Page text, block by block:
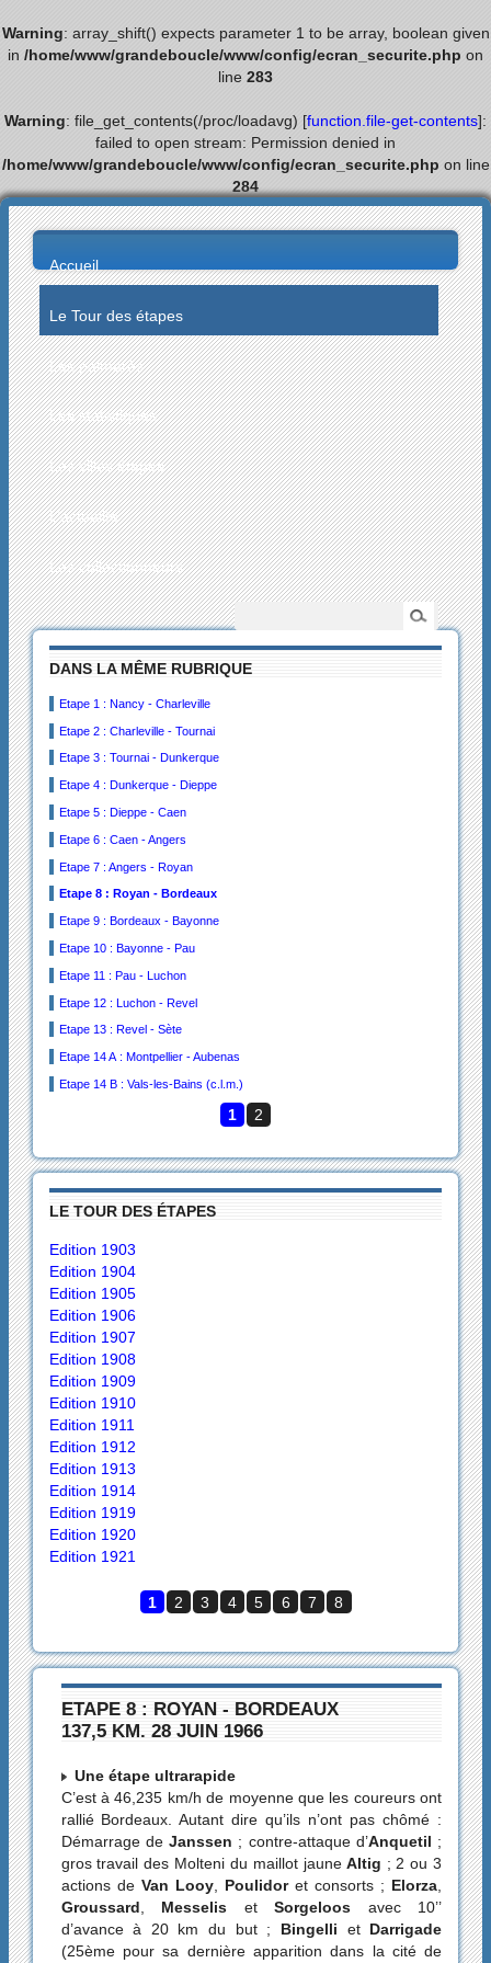
Warning: array_shift() expects parameter 1 to be array, boolean given
in /home/www/grandeboucle/www/config/ecran_securite.php on
line 283
Warning: file_get_contents(/proc/loadavg) [function.file-get-contents]:
failed to open stream: Permission denied in
/home/www/grandeboucle/www/config/ecran_securite.php on line
284
Accueil
Le Tour des étapes
Les palmarès
Les statistiques
Les villes étapes
L’actualité
Les collectionneurs
DANS LA MÊME RUBRIQUE
Etape 1 : Nancy - Charleville
Etape 2 : Charleville - Tournai
Etape 3 : Tournai - Dunkerque
Etape 4 : Dunkerque - Dieppe
Etape 5 : Dieppe - Caen
Etape 6 : Caen - Angers
Etape 7 : Angers - Royan
Etape 8 : Royan - Bordeaux
Etape 9 : Bordeaux - Bayonne
Etape 10 : Bayonne - Pau
Etape 11 : Pau - Luchon
Etape 12 : Luchon - Revel
Etape 13 : Revel - Sète
Etape 14 A : Montpellier - Aubenas
Etape 14 B : Vals-les-Bains (c.l.m.)
1 2
LE TOUR DES ÉTAPES
Edition 1903
Edition 1904
Edition 1905
Edition 1906
Edition 1907
Edition 1908
Edition 1909
Edition 1910
Edition 1911
Edition 1912
Edition 1913
Edition 1914
Edition 1919
Edition 1920
Edition 1921
1 2 3 4 5 6 7 8
ETAPE 8 : ROYAN - BORDEAUX
137,5 KM. 28 JUIN 1966
Une étape ultrarapide
C’est à 46,235 km/h de moyenne que les coureurs ont
rallié Bordeaux. Autant dire qu’ils n’ont pas chômé :
Démarrage deJanssen ; contre-attaque d’Anquetil ;
gros travail des Molteni du maillot jauneAltig ; 2 ou 3
actions de Van Looy, Poulidoret consorts ; Elorza,
Groussard, Messelis etSorgeloos avec 10’’
d’avance à 20 km du but ; Bingelli et Darrigade
(25ème pour sa dernière apparition dans la cité de